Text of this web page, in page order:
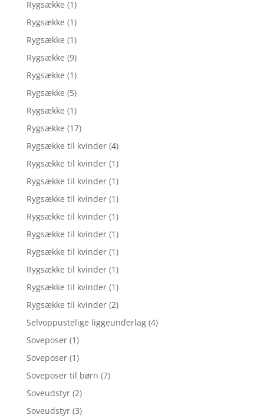
Rygsække (1)
Rygsække (1)
Rygsække (1)
Rygsække (9)
Rygsække (1)
Rygsække (5)
Rygsække (1)
Rygsække (17)
Rygsække til kvinder (4)
Rygsække til kvinder (1)
Rygsække til kvinder (1)
Rygsække til kvinder (1)
Rygsække til kvinder (1)
Rygsække til kvinder (1)
Rygsække til kvinder (1)
Rygsække til kvinder (1)
Rygsække til kvinder (1)
Rygsække til kvinder (2)
Selvoppustelige liggeunderlag (4)
Soveposer (1)
Soveposer (1)
Soveposer til børn (7)
Soveudstyr (2)
Soveudstyr (3)